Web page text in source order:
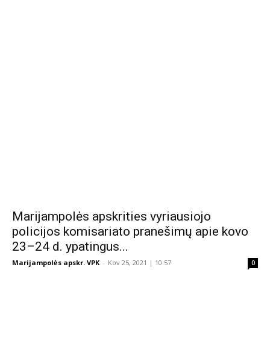
Marijampolės apskrities vyriausiojo
policijos komisariato pranešimų apie kovo
23–24 d. ypatingus...
Marijampolės apskr. VPK - Kov 25, 2021 | 10:57 0